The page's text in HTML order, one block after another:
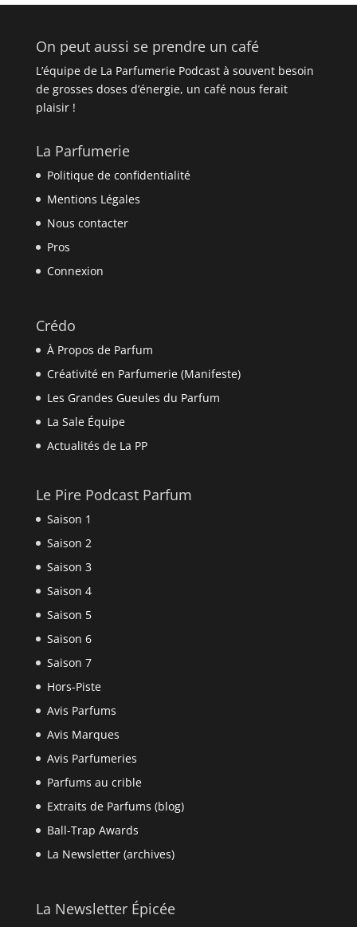
On peut aussi se prendre un café
L’équipe de La Parfumerie Podcast à souvent besoin
de grosses doses d’énergie, un café nous ferait
plaisir !
La Parfumerie
Politique de confidentialité
Mentions Légales
Nous contacter
Pros
Connexion
Crédo
À Propos de Parfum
Créativité en Parfumerie (Manifeste)
Les Grandes Gueules du Parfum
La Sale Équipe
Actualités de La PP
Le Pire Podcast Parfum
Saison 1
Saison 2
Saison 3
Saison 4
Saison 5
Saison 6
Saison 7
Hors-Piste
Avis Parfums
Avis Marques
Avis Parfumeries
Parfums au crible
Extraits de Parfums (blog)
Ball-Trap Awards
La Newsletter (archives)
La Newsletter Épicée